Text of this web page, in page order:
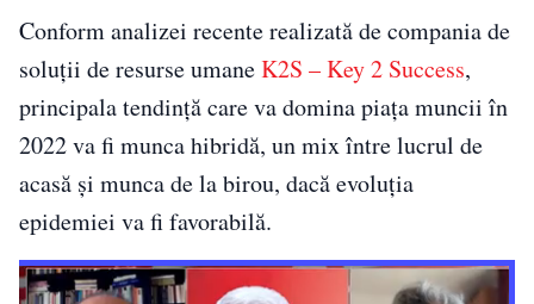
Conform analizei recente realizată de compania de
soluţii de resurse umaneK2S – Key 2 Success,
principala tendinţă care va domina piaţa muncii în
2022 va fi munca hibridă, un mix între lucrul de
acasă și munca de la birou, dacă evoluția
epidemiei va fi favorabilă.